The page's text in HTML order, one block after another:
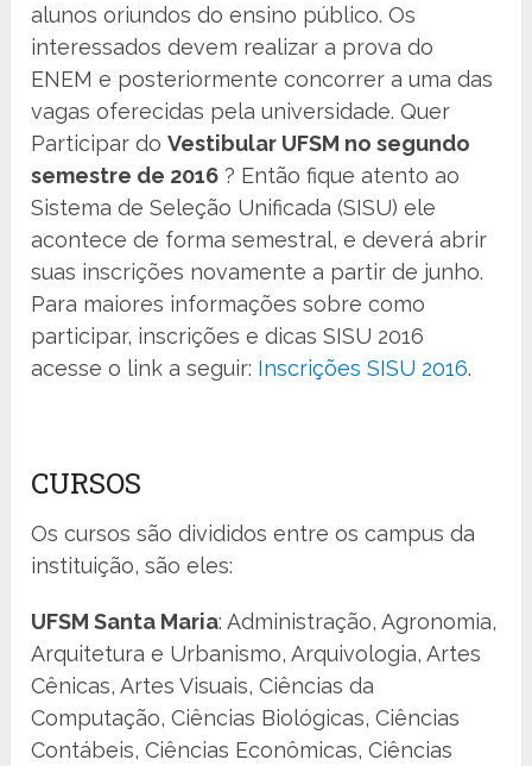
alunos oriundos do ensino público. Os
interessados devem realizar a prova do
ENEM e posteriormente concorrer a uma das
vagas oferecidas pela universidade. Quer
Participar doVestibular UFSM no segundo
semestre de 2016 ? Então fique atento ao
Sistema de Seleção Unificada (SISU) ele
acontece de forma semestral, e deverá abrir
suas inscrições novamente a partir de junho.
Para maiores informações sobre como
participar, inscrições e dicas SISU 2016
acesse o link a seguir: Inscrições SISU 2016.
CURSOS
Os cursos são divididos entre os campus da
instituição, são eles:
UFSM Santa Maria: Administração, Agronomia,
Arquitetura e Urbanismo, Arquivologia, Artes
Cênicas, Artes Visuais, Ciências da
Computação, Ciências Biológicas, Ciências
Contábeis, Ciências Econômicas, Ciências